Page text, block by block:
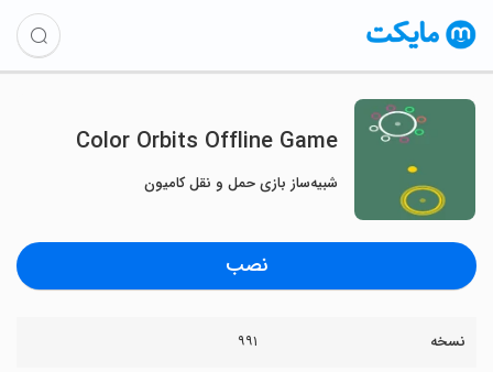
Color Orbits Offline Game
شبیه‌ساز بازی حمل و نقل کامیون
نصب
نسخه ۹۹۱